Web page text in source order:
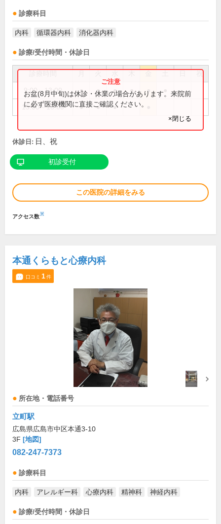
診療科目
内科 循環器内科 消化器内科
診療/受付時間・休診日
祝
9:00～13:00 ● ● ● ● ●
15:00～18:00 ● ● ●
お盆(8月中旬)は休診・休業の場合があります。来院前
に必ず医療機関に直接ご確認ください。
×閉じる
休診日: 日、祝
初診受付
この医院の詳細をみる
アクセス数※
本通くらもと心療内科
口コミ 1件
所在地・電話番号
立町駅
広島県広島市中区本通3-10
3F [地図]
082-247-7373
診療科目
内科 アレルギー科 心療内科 精神科 神経内科
診療/受付時間・休診日